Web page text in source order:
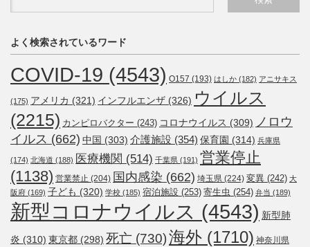
よく検索されているワード
COVID-19 (4543) O157 (193) はしか (182) アニサキス
(175) アメリカ (321) インフルエンザ (326) ウイルス
(2215) カンピロバクター (243) コロナウイルス (309) ノロウ
イルス (662) 中国 (303) 介護施設 (354) 保育園 (314) 兵庫県
(174) 北海道 (188) 医療機関 (514) 千葉県 (191) 営業停止
(1138) 営業禁止 (204) 国内感染 (662) 埼玉県 (224) 変異 (242) 大
阪府 (169) 子ども (320) 学校 (185) 宿泊施設 (253) 寄生虫 (254) 弁当 (189)
新型コロナウイルス (4543) 新型肺
炎 (310) 東京都 (298) 死亡 (730)海外 (1710) 神奈川県